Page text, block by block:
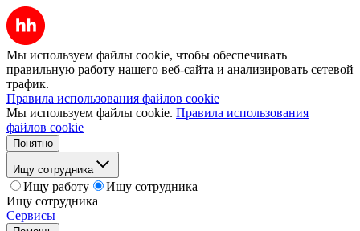
Мы используем файлы cookie, чтобы обеспечивать
правильную работу нашего веб-сайта и анализировать сетевой
трафик.
Правила использования файлов cookie
Мы используем файлы cookie. Правила использования
файлов cookie
Понятно
Ищу сотрудника
Ищу работу
Ищу сотрудника
Ищу сотрудника
Сервисы